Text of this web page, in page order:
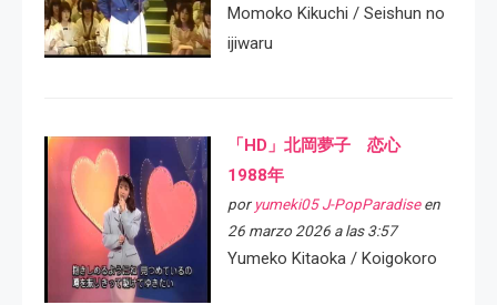
Momoko Kikuchi / Seishun no
ijiwaru
「HD」北岡夢子 恋心
1988年
por yumeki05 J-PopParadiseen
26 marzo 2026 a las 3:57
Yumeko Kitaoka / Koigokoro